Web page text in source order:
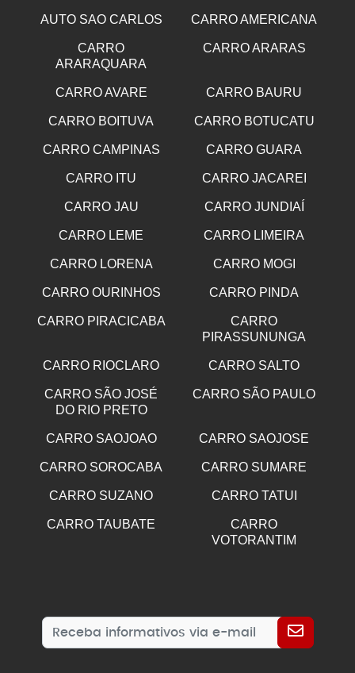
AUTO SAO CARLOS CARRO AMERICANA
CARRO
ARARAQUARA
CARRO ARARAS
CARRO AVARE CARRO BAURU
CARRO BOITUVA CARRO BOTUCATU
CARRO CAMPINAS CARRO GUARA
CARRO ITU CARRO JACAREI
CARRO JAU CARRO JUNDIAÍ
CARRO LEME CARRO LIMEIRA
CARRO LORENA CARRO MOGI
CARRO OURINHOS CARRO PINDA
CARRO PIRACICABA
CARRO
PIRASSUNUNGA
CARRO RIOCLARO CARRO SALTO
CARRO SÃO JOSÉ
DO RIO PRETO
CARRO SÃO PAULO
CARRO SAOJOAO CARRO SAOJOSE
CARRO SOROCABA CARRO SUMARE
CARRO SUZANO CARRO TATUI
CARRO TAUBATE
CARRO
VOTORANTIM